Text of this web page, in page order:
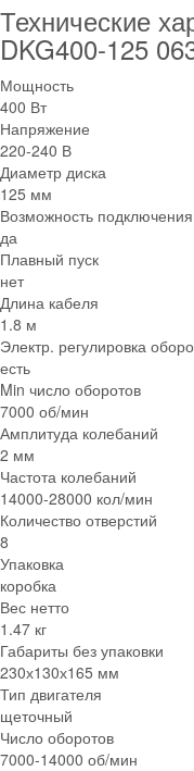
Технические
DKG400-125
Мощность
400 Вт
Напряжение
220-240 В
Диаметр диска
125 мм
Возможность
да
Плавный пуск
нет
Длина кабеля
1.8 м
Электр. регулировка
есть
Min число оборотов
7000 об/мин
Амплитуда колебаний
2 мм
Частота колебаний
14000-28000 кол/мин
Количество отверстий
8
Упаковка
коробка
Вес нетто
1.47 кг
Габариты без упаковки
230х130х165 мм
Тип двигателя
щеточный
Число оборотов
7000-14000 об/мин